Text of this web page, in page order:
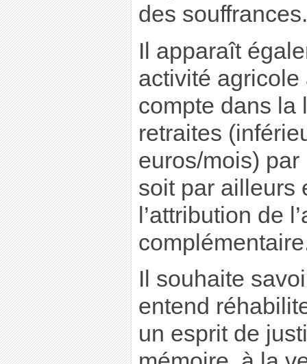
des souffrances.
Il apparaît
activité
compte dans la
retraites
euros/mois) par
soit par ailleurs
l’attribution de
Il souhaite
entend
un esprit de